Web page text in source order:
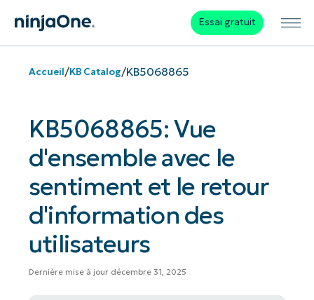
Essai gratuit
Accueil/KB Catalog/KB5068865
KB5068865: Vue
d'ensemble avec le
sentiment et le retour
d'information des
utilisateurs
Dernière mise à jour décembre 31, 2025